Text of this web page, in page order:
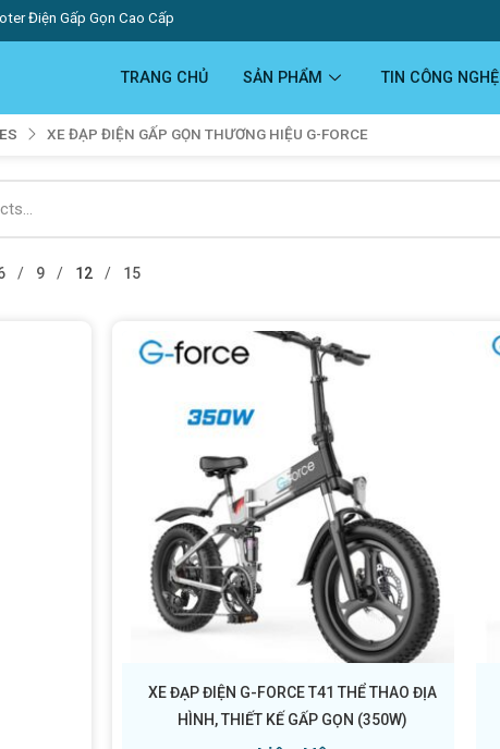
Điện Gấp Gọn Cao Cấp
TRANG CHỦ SẢN PHẨM TIN CÔNG NGHỆ
XE ĐẠP ĐIỆN GẤP GỌN THƯƠNG HIỆU G-FORCE
9 12 15
XE ĐẠP ĐIỆN G-FORCE T41 THỂ THAO ĐỊA
HÌNH, THIẾT KẾ GẤP GỌN (350W)